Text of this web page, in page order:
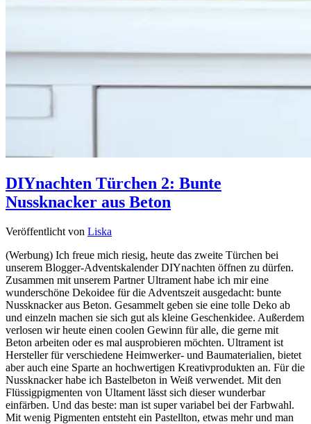
DIYnachten Türchen 2: Bunte
Nussknacker aus Beton
Veröffentlicht von Liska
(Werbung) Ich freue mich riesig, heute das zweite Türchen bei
unserem Blogger-Adventskalender DIYnachten öffnen zu dürfen.
Zusammen mit unserem Partner Ultrament habe ich mir eine
wunderschöne Dekoidee für die Adventszeit ausgedacht: bunte
Nussknacker aus Beton. Gesammelt geben sie eine tolle Deko ab
und einzeln machen sie sich gut als kleine Geschenkidee. Außerdem
verlosen wir heute einen coolen Gewinn für alle, die gerne mit
Beton arbeiten oder es mal ausprobieren möchten. Ultrament ist
Hersteller für verschiedene Heimwerker- und Baumaterialien, bietet
aber auch eine Sparte an hochwertigen Kreativprodukten an. Für die
Nussknacker habe ich Bastelbeton in Weiß verwendet. Mit den
Flüssigpigmenten von Ultament lässt sich dieser wunderbar
einfärben. Und das beste: man ist super variabel bei der Farbwahl.
Mit wenig Pigmenten entsteht ein Pastellton, etwas mehr und man